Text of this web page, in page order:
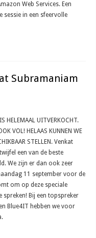
Web Services. Een
sessie in een sfeervolle
Subramaniam
HELEMAAL UITVERKOCHT.
VOL! HELAAS KUNNEN WE
STELLEN. Venkat
een van de beste
We zijn er dan ook zeer
11 september voor de
om op deze speciale
spreken! Bij een topspreker
Blue4IT hebben we voor